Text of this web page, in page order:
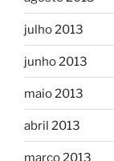
julho 2013
junho 2013
maio 2013
abril 2013
março 2013